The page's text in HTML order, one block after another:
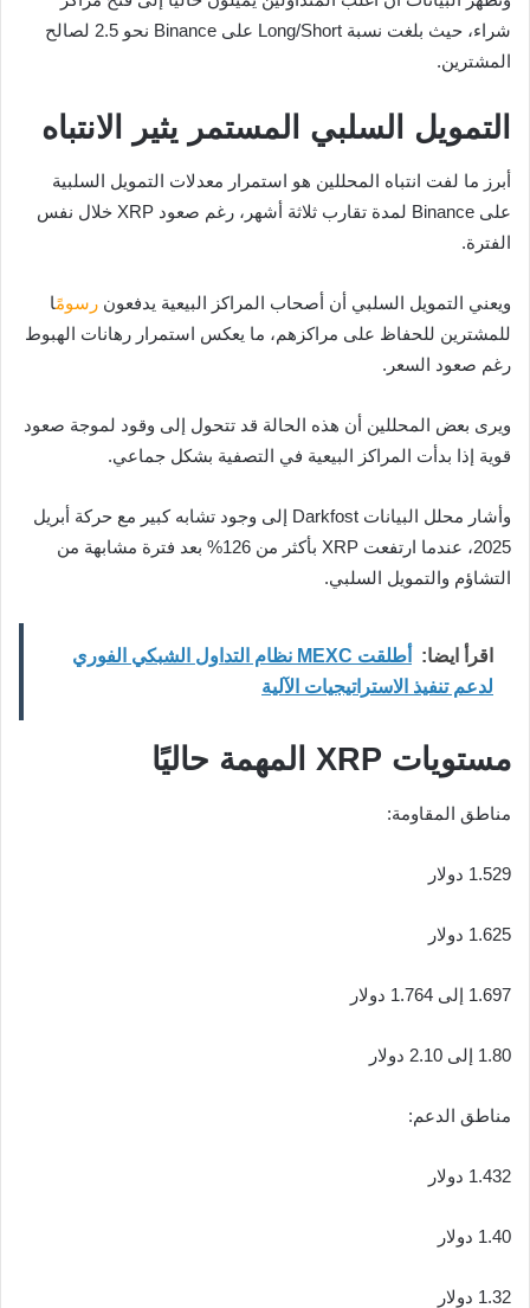
شراء، حيث بلغت نسبة Long/Short على Binance نحو 2.5 لصالح
المشترين.
التمويل السلبي المستمر يثير الانتباه
أبرز ما لفت انتباه المحللين هو استمرار معدلات التمويل السلبية
على Binance لمدة تقارب ثلاثة أشهر، رغم صعود XRP خلال نفس
الفترة.
ويعني التمويل السلبي أن أصحاب المراكز البيعية يدفعون رسومًا
للمشترين للحفاظ على مراكزهم، ما يعكس استمرار رهانات الهبوط
رغم صعود السعر.
ويرى بعض المحللين أن هذه الحالة قد تتحول إلى وقود لموجة صعود
قوية إذا بدأت المراكز البيعية في التصفية بشكل جماعي.
وأشار محلل البيانات Darkfost إلى وجود تشابه كبير مع حركة أبريل
2025، عندما ارتفعت XRP بأكثر من 126% بعد فترة مشابهة من
التشاؤم والتمويل السلبي.
اقرأ ايضا:
أطلقت MEXC نظام التداول الشبكي الفوري
لدعم تنفيذ الاستراتيجيات الآلية
مستويات XRP المهمة حاليًا
مناطق المقاومة:
1.529 دولار
1.625 دولار
1.697 إلى 1.764 دولار
1.80 إلى 2.10 دولار
مناطق الدعم:
1.432 دولار
1.40 دولار
1.32 دولار